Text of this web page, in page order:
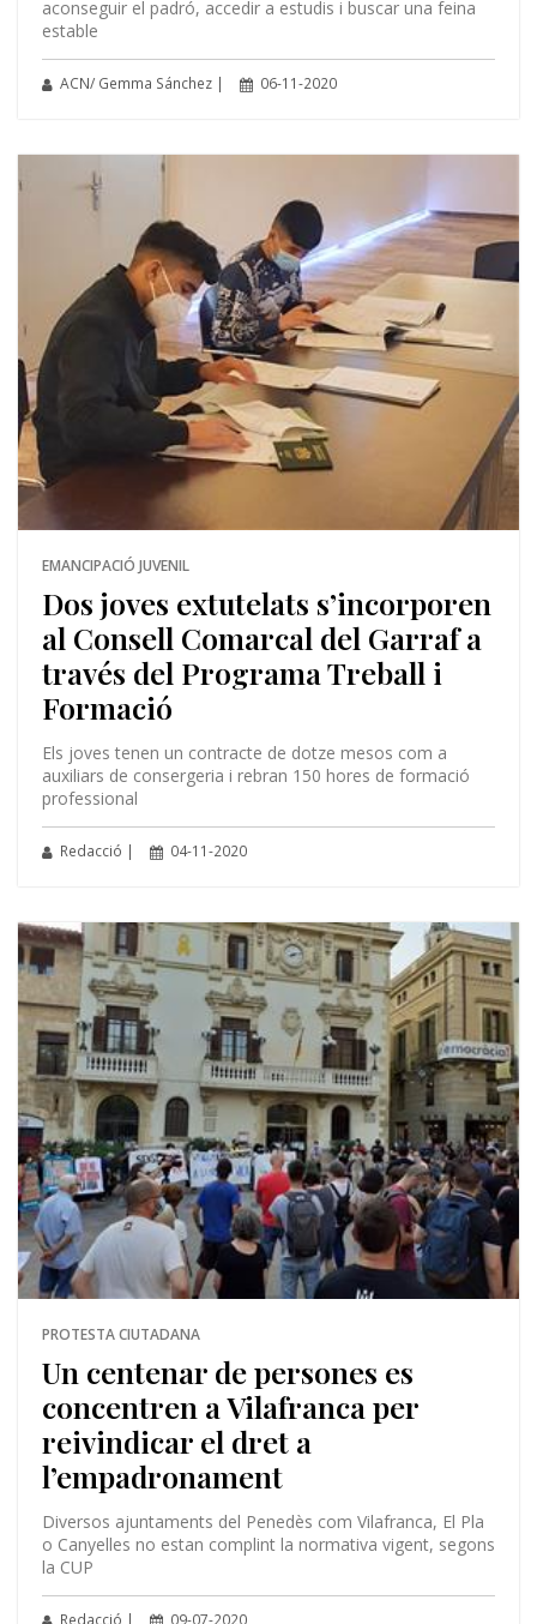
aconseguir el padró, accedir a estudis i buscar una feina
estable
ACN/ Gemma Sánchez | 06-11-2020
EMANCIPACIÓ JUVENIL
Dos joves extutelats s’incorporen
al Consell Comarcal del Garraf a
través del Programa Treball i
Formació
Els joves tenen un contracte de dotze mesos com a
auxiliars de consergeria i rebran 150 hores de formació
professional
Redacció | 04-11-2020
PROTESTA CIUTADANA
Un centenar de persones es
concentren a Vilafranca per
reivindicar el dret a
l’empadronament
Diversos ajuntaments del Penedès com Vilafranca, El Pla
o Canyelles no estan complint la normativa vigent, segons
la CUP
Redacció | 09-07-2020